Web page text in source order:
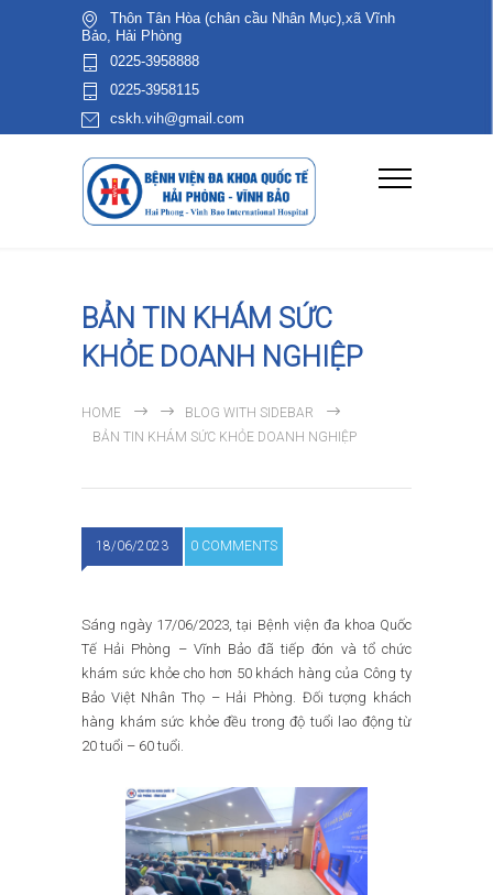
Thôn Tân Hòa (chân cầu Nhân Mục),xã Vĩnh
Bảo, Hải Phòng
0225-3958888
0225-3958115
cskh.vih@gmail.com
BẢN TIN KHÁM SỨC
KHỎE DOANH NGHIỆP
HOME
BLOG WITH SIDEBAR
BẢN TIN KHÁM SỨC KHỎE DOANH NGHIỆP
18/06/2023 0 COMMENTS
Sáng ngày 17/06/2023, tại Bệnh viện đa khoa Quốc
Tế Hải Phòng – Vĩnh Bảo đã tiếp đón và tổ chức
khám sức khỏe cho hơn 50 khách hàng của Công ty
Bảo Việt Nhân Thọ – Hải Phòng. Đối tượng khách
hàng khám sức khỏe đều trong độ tuổi lao động từ
20 tuổi – 60 tuổi.